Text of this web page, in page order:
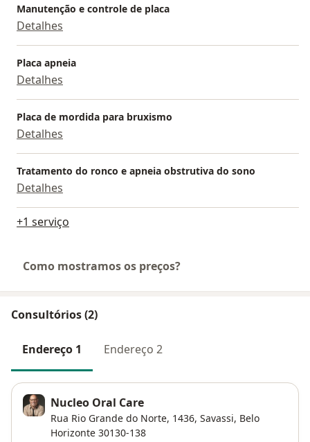
Manutenção e controle de placa
Detalhes
Placa apneia
Detalhes
Placa de mordida para bruxismo
Detalhes
Tratamento do ronco e apneia obstrutiva do sono
Detalhes
+1 serviço
Como mostramos os preços?
Consultórios (2)
Endereço 1 Endereço 2
Nucleo Oral Care
Rua Rio Grande do Norte, 1436, Savassi, Belo
Horizonte 30130-138